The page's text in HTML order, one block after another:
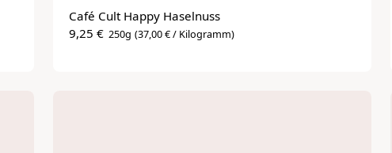
Café Cult Happy Haselnuss
9,25 € 250g (37,00 € / Kilogramm)